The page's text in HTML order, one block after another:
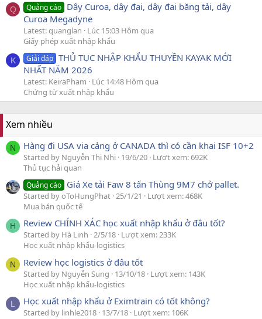
Q Quảng cáo Dây Curoa, dây đai, dây đai băng tải, dây
Curoa Megadyne
Latest: quanglan
Lúc 15:03 Hôm qua
Giấy phép xuất nhập khẩu
K Giải đáp THỦ TỤC NHẬP KHẨU THUYỀN KAYAK MỚI
NHẤT NĂM 2026
Latest: KeiraPham
Lúc 14:48 Hôm qua
Chứng từ xuất nhập khẩu
Xem nhiều
N Hàng đi USA via cảng ở CANADA thì có cần khai ISF 10+2
Started by Nguyễn Thị Nhi 19/6/20 Lượt xem: 692K
Thủ tục hải quan
Quảng cáo Giá Xe tải Faw 8 tấn Thùng 9M7 chở pallet.
Started by oToHungPhat 25/1/21
Lượt xem: 468K
Mua bán quốc tế
H Review CHÍNH XÁC học xuất nhập khẩu ở đâu tốt?
Started by Hà Linh 2/5/18 Lượt xem: 233K
Học xuất nhập khẩu-logistics
N Review học logistics ở đâu tốt
Started by Nguyễn Sung 13/10/18 Lượt xem: 143K
Học xuất nhập khẩu-logistics
L Học xuất nhập khẩu ở Eximtrain có tốt không?
Started by linhle2018 13/7/18 Lượt xem: 106K